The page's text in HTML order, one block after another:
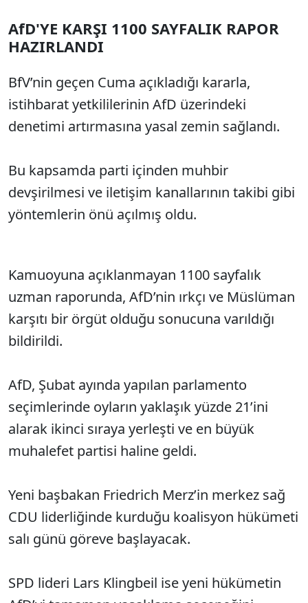
AfD'YE KARŞI 1100 SAYFALIK RAPOR
HAZIRLANDI
BfV’nin geçen Cuma açıkladığı kararla,
istihbarat yetkililerinin AfD üzerindeki
denetimi artırmasına yasal zemin sağlandı.
Bu kapsamda parti içinden muhbir
devşirilmesi ve iletişim kanallarının takibi gibi
yöntemlerin önü açılmış oldu.
Kamuoyuna açıklanmayan 1100 sayfalık
uzman raporunda, AfD’nin ırkçı ve Müslüman
karşıtı bir örgüt olduğu sonucuna varıldığı
bildirildi.
AfD, Şubat ayında yapılan parlamento
seçimlerinde oyların yaklaşık yüzde 21’ini
alarak ikinci sıraya yerleşti ve en büyük
muhalefet partisi haline geldi.
Yeni başbakan Friedrich Merz’in merkez sağ
CDU liderliğinde kurduğu koalisyon hükümeti
salı günü göreve başlayacak.
SPD lideri Lars Klingbeil ise yeni hükümetin